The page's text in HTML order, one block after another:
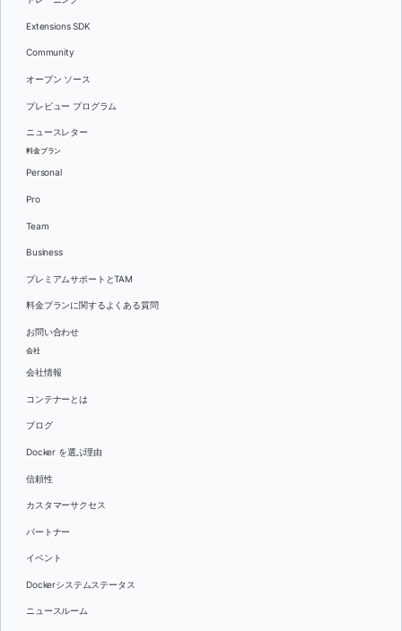
Extensions SDK
Community
オープン ソース
プレビュー プログラム
ニュースレター
料金プラン
Personal
Pro
Team
Business
プレミアムサポートとTAM
料金プランに関するよくある質問
お問い合わせ
会社
会社情報
コンテナーとは
ブログ
Docker を選ぶ理由
信頼性
カスタマーサクセス
パートナー
イベント
Dockerシステムステータス
ニュースルーム